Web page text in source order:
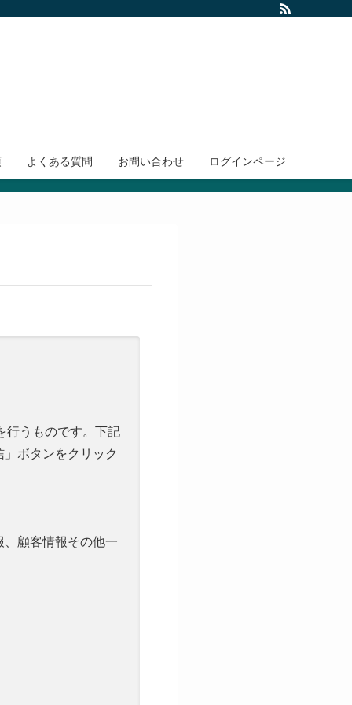
よくある質問 お問い合わせ ログインページ
行うものです。下記
ボタンをクリック
顧客情報その他一